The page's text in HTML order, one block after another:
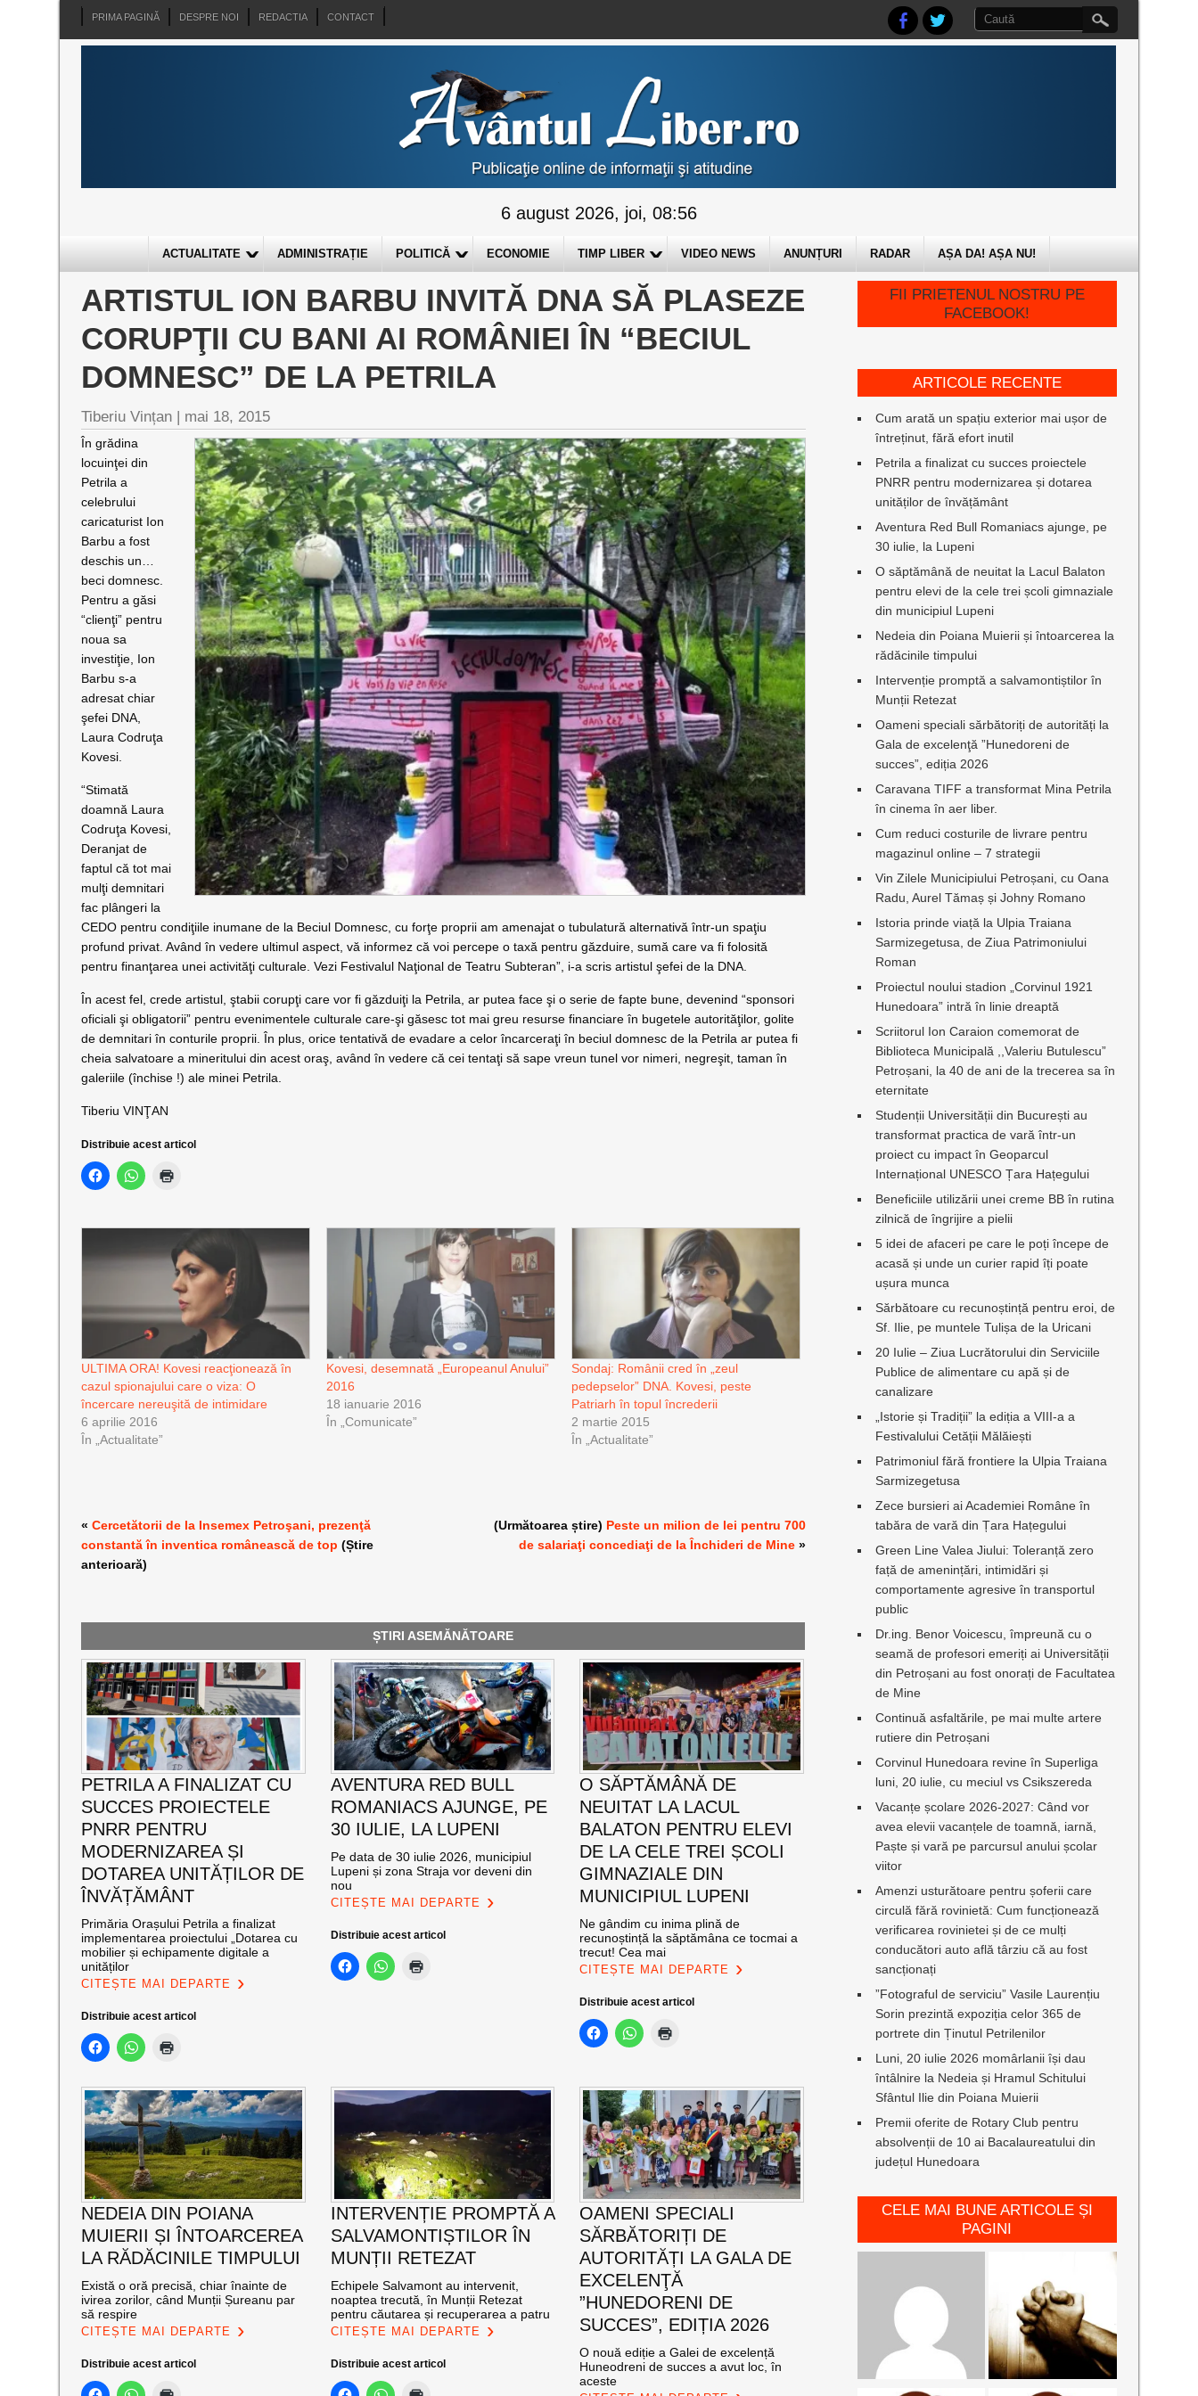
PRIMA PAGINĂ DESPRE NOI REDACTIA CONTACT
6 august 2026, joi, 08:56
ACTUALITATE ADMINISTRAȚIE POLITICĂ ECONOMIE TIMP LIBER VIDEO NEWS ANUNȚURI RADAR AȘA DA! AȘA NU!
ARTISTUL ION BARBU INVITĂ DNA SĂ PLASEZE
CORUPŢII CU BANI AI ROMÂNIEI ÎN “BECIUL
DOMNESC” DE LA PETRILA
Tiberiu Vințan | mai 18, 2015
În grădina
locuinţei din
Petrila a
celebrului
caricaturist Ion
Barbu a fost
deschis un…
beci domnesc.
Pentru a găsi
“clienţi” pentru
noua sa
investiţie, Ion
Barbu s-a
adresat chiar
şefei DNA,
Laura Codruţa
Kovesi.
“Stimată
doamnă Laura
Codruţa Kovesi,
Deranjat de
faptul că tot mai
mulţi demnitari
fac plângeri la
CEDO pentru condiţiile inumane de la Beciul Domnesc, cu forţe proprii am amenajat o tubulatură alternativă într-un spaţiu
profund privat. Având în vedere ultimul aspect, vă informez că voi percepe o taxă pentru găzduire, sumă care va fi folosită
pentru finanţarea unei activităţi culturale. Vezi Festivalul Naţional de Teatru Subteran”, i-a scris artistul şefei de la DNA.
În acest fel, crede artistul, ştabii corupţi care vor fi găzduiţi la Petrila, ar putea face şi o serie de fapte bune, devenind “sponsori
oficiali şi obligatorii” pentru evenimentele culturale care-şi găsesc tot mai greu resurse financiare în bugetele autorităţilor, golite
de demnitari în conturile proprii. În plus, orice tentativă de evadare a celor încarceraţi în beciul domnesc de la Petrila ar putea fi
cheia salvatoare a mineritului din acest oraş, având în vedere că cei tentaţi să sape vreun tunel vor nimeri, negreşit, taman în
galeriile (închise !) ale minei Petrila.
Tiberiu VINŢAN
Distribuie acest articol
ULTIMA ORA! Kovesi reacţionează în
cazul spionajului care o viza: O
încercare nereuşită de intimidare
6 aprilie 2016
În „Actualitate”
Kovesi, desemnată „Europeanul Anului”
2016
18 ianuarie 2016
În „Comunicate”
Sondaj: Românii cred în „zeul
pedepselor” DNA. Kovesi, peste
Patriarh în topul încrederii
2 martie 2015
În „Actualitate”
«Cercetătorii de la Insemex Petroşani, prezenţă
constantă în inventica românească de top (Știre
anterioară)
(Următoarea știre) Peste un milion de lei pentru 700
de salariaţi concediaţi de la Închideri de Mine »
ȘTIRI ASEMĂNĂTOARE
PETRILA A FINALIZAT CU
SUCCES PROIECTELE
PNRR PENTRU
MODERNIZAREA ȘI
DOTAREA UNITĂȚILOR DE
ÎNVĂȚĂMÂNT
Primăria Orașului Petrila a finalizat
implementarea proiectului „Dotarea cu
mobilier și echipamente digitale a
unităților
CITEȘTE MAI DEPARTE
Distribuie acest articol
AVENTURA RED BULL
ROMANIACS AJUNGE, PE
30 IULIE, LA LUPENI
Pe data de 30 iulie 2026, municipiul
Lupeni și zona Straja vor deveni din
nou
CITEȘTE MAI DEPARTE
Distribuie acest articol
O SĂPTĂMÂNĂ DE
NEUITAT LA LACUL
BALATON PENTRU ELEVI
DE LA CELE TREI ȘCOLI
GIMNAZIALE DIN
MUNICIPIUL LUPENI
Ne gândim cu inima plină de
recunoștință la săptămâna ce tocmai a
trecut! Cea mai
CITEȘTE MAI DEPARTE
Distribuie acest articol
NEDEIA DIN POIANA
MUIERII ȘI ÎNTOARCEREA
LA RĂDĂCINILE TIMPULUI
Există o oră precisă, chiar înainte de
ivirea zorilor, când Munții Șureanu par
să respire
CITEȘTE MAI DEPARTE
Distribuie acest articol
INTERVENȚIE PROMPTĂ A
SALVAMONTIȘTILOR ÎN
MUNȚII RETEZAT
Echipele Salvamont au intervenit,
noaptea trecută, în Munții Retezat
pentru căutarea și recuperarea a patru
CITEȘTE MAI DEPARTE
Distribuie acest articol
OAMENI SPECIALI
SĂRBĂTORIȚI DE
AUTORITĂȚI LA GALA DE
EXCELENŢĂ
”HUNEDORENI DE
SUCCES”, EDIȚIA 2026
O nouă ediție a Galei de excelență
Huneodreni de succes a avut loc, în
aceste
FII PRIETENUL NOSTRU PE
FACEBOOK!
ARTICOLE RECENTE
Cum arată un spațiu exterior mai ușor de
întreținut, fără efort inutil
Petrila a finalizat cu succes proiectele
PNRR pentru modernizarea și dotarea
unităților de învățământ
Aventura Red Bull Romaniacs ajunge, pe
30 iulie, la Lupeni
O săptămână de neuitat la Lacul Balaton
pentru elevi de la cele trei școli gimnaziale
din municipiul Lupeni
Nedeia din Poiana Muierii și întoarcerea la
rădăcinile timpului
Intervenție promptă a salvamontiștilor în
Munții Retezat
Oameni speciali sărbătoriți de autorități la
Gala de excelenţă ”Hunedoreni de
succes”, ediția 2026
Caravana TIFF a transformat Mina Petrila
în cinema în aer liber.
Cum reduci costurile de livrare pentru
magazinul online – 7 strategii
Vin Zilele Municipiului Petroșani, cu Oana
Radu, Aurel Tămaș și Johny Romano
Istoria prinde viață la Ulpia Traiana
Sarmizegetusa, de Ziua Patrimoniului
Roman
Proiectul noului stadion „Corvinul 1921
Hunedoara” intră în linie dreaptă
Scriitorul Ion Caraion comemorat de
Biblioteca Municipală ,,Valeriu Butulescu”
Petroșani, la 40 de ani de la trecerea sa în
eternitate
Studenții Universității din București au
transformat practica de vară într-un
proiect cu impact în Geoparcul
Internațional UNESCO Țara Hațegului
Beneficiile utilizării unei creme BB în rutina
zilnică de îngrijire a pielii
5 idei de afaceri pe care le poți începe de
acasă și unde un curier rapid îți poate
ușura munca
Sărbătoare cu recunoștință pentru eroi, de
Sf. Ilie, pe muntele Tulișa de la Uricani
20 Iulie – Ziua Lucrătorului din Serviciile
Publice de alimentare cu apă și de
canalizare
„Istorie și Tradiții” la ediția a VIII-a a
Festivalului Cetății Mălăiești
Patrimoniul fără frontiere la Ulpia Traiana
Sarmizegetusa
Zece bursieri ai Academiei Române în
tabăra de vară din Țara Hațegului
Green Line Valea Jiului: Toleranță zero
față de amenințări, intimidări și
comportamente agresive în transportul
public
Dr.ing. Benor Voicescu, împreună cu o
seamă de profesori emeriți ai Universității
din Petroșani au fost onorați de Facultatea
de Mine
Continuă asfaltările, pe mai multe artere
rutiere din Petroșani
Corvinul Hunedoara revine în Superliga
luni, 20 iulie, cu meciul vs Csikszereda
Vacanțe școlare 2026-2027: Când vor
avea elevii vacanțele de toamnă, iarnă,
Paște și vară pe parcursul anului școlar
viitor
Amenzi usturătoare pentru șoferii care
circulă fără rovinietă: Cum funcționează
verificarea rovinietei și de ce mulți
conducători auto află târziu că au fost
sancționați
”Fotograful de serviciu” Vasile Laurențiu
Sorin prezintă expoziția celor 365 de
portrete din Ținutul Petrilenilor
Luni, 20 iulie 2026 momârlanii își dau
întâlnire la Nedeia și Hramul Schitului
Sfântul Ilie din Poiana Muierii
Premii oferite de Rotary Club pentru
absolvenții de 10 ai Bacalaureatului din
județul Hunedoara
CELE MAI BUNE ARTICOLE ȘI
PAGINI